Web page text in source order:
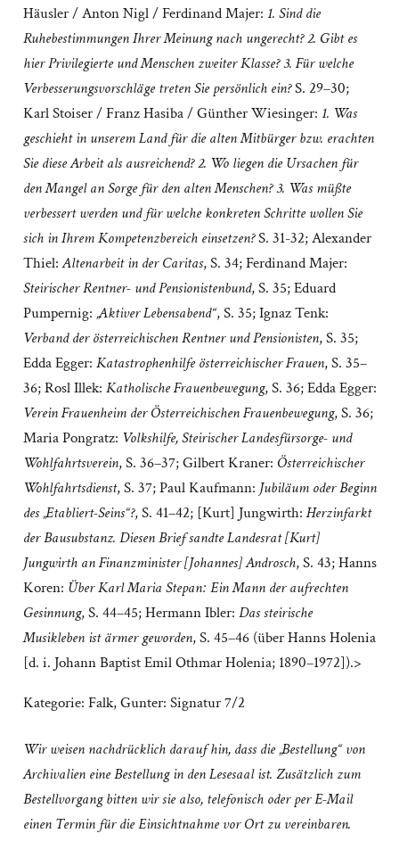
Häusler / Anton Nigl / Ferdinand Majer: 1. Sind die
Ruhebestimmungen Ihrer Meinung nach ungerecht? 2. Gibt es
hier Privilegierte und Menschen zweiter Klasse? 3. Für welche
Verbesserungsvorschläge treten Sie persönlich ein?S. 29–30;
Karl Stoiser / Franz Hasiba / Günther Wiesinger: 1. Was
geschieht in unserem Land für die alten Mitbürger bzw. erachten
Sie diese Arbeit als ausreichend? 2. Wo liegen die Ursachen für
den Mangel an Sorge für den alten Menschen? 3. Was müßte
verbessert werden und für welche konkreten Schritte wollen Sie
sich in Ihrem Kompetenzbereich einsetzen?S. 31-32; Alexander
Thiel:Altenarbeit in der Caritas, S. 34; Ferdinand Majer:
Steirischer Rentner- und Pensionistenbund, S. 35; Eduard
Pumpernig: „Aktiver Lebensabend“, S. 35; Ignaz Tenk:
Verband der österreichischen Rentner und Pensionisten, S. 35;
Edda Egger: Katastrophenhilfe österreichischer Frauen, S. 35–
36; Rosl Illek: Katholische Frauenbewegung, S. 36; Edda Egger:
Verein Frauenheim der Österreichischen Frauenbewegung, S. 36;
Maria Pongratz: Volkshilfe, Steirischer Landesfürsorge- und
Wohlfahrtsverein, S. 36–37; Gilbert Kraner: Österreichischer
Wohlfahrtsdienst, S. 37; Paul Kaufmann: Jubiläum oder Beginn
des „Etabliert-Seins“?, S. 41–42; [Kurt] Jungwirth: Herzinfarkt
der Bausubstanz. Diesen Brief sandte Landesrat [Kurt]
Jungwirth an Finanzminister [Johannes] Androsch, S. 43; Hanns
Koren: Über Karl Maria Stepan: Ein Mann der aufrechten
Gesinnung, S. 44–45; Hermann Ibler: Das steirische
Musikleben ist ärmer geworden, S. 45–46 (über Hanns Holenia
[d. i. Johann Baptist Emil Othmar Holenia; 1890–1972]).>
Kategorie: Falk, Gunter: Signatur 7/2
Wir weisen nachdrücklich darauf hin, dass die „Bestellung“ von
Archivalien eine Bestellung in den Lesesaal ist. Zusätzlich zum
Bestellvorgang bitten wir sie also, telefonisch oder per E-Mail
einen Termin für die Einsichtnahme vor Ort zu vereinbaren.